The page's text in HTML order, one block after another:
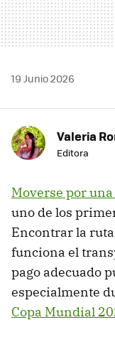
19 Junio 2026
Valeria
Editora
Moverse por
uno de los
Encontrar la
funciona el
pago adecuado
especialmente
Copa Mundial